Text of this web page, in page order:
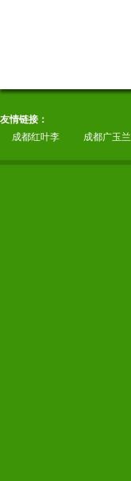
友情链接：
成都红叶李
成都广玉兰